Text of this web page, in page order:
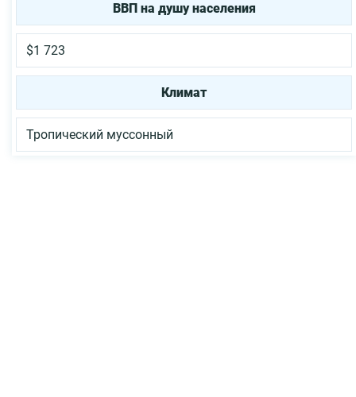
ВВП на душу населения
$1 723
Климат
Тропический муссонный